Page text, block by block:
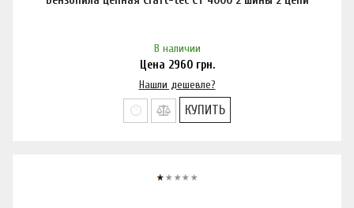
В наличии
Цена 2960грн.
Нашли дешевле?
КУПИТЬ